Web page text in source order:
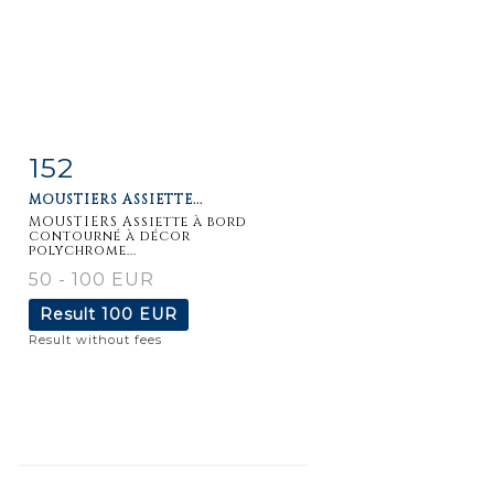
Item detail
152
MOUSTIERS ASSIETTE...
MOUSTIERS Assiette à bord
contourné à décor
polychrome...
50 - 100 EUR
Result 100 EUR
Result without fees